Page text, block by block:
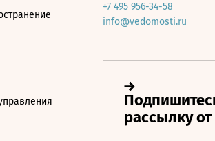
+7 495 956-34-58
info@vedomosti.ru